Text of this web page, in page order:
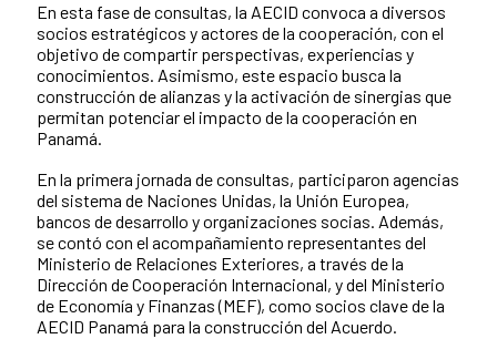
En esta fase de consultas, la AECID convoca a diversos
socios estratégicos y actores de la cooperación, con el
objetivo de compartir perspectivas, experiencias y
conocimientos. Asimismo, este espacio busca la
construcción de alianzas y la activación de sinergias que
permitan potenciar el impacto de la cooperación en
Panamá.
En la primera jornada de consultas, participaron agencias
del sistema de Naciones Unidas, la Unión Europea,
bancos de desarrollo y organizaciones socias. Además,
se contó con el acompañamiento representantes del
Ministerio de Relaciones Exteriores, a través de la
Dirección de Cooperación Internacional, y del Ministerio
de Economía y Finanzas (MEF), como socios clave de la
AECID Panamá para la construcción del Acuerdo.